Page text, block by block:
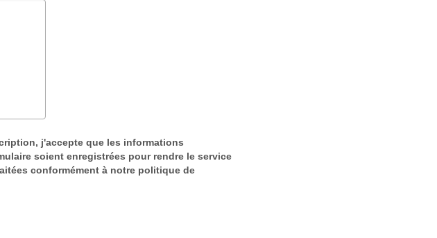
j'accepte que les informations
soient enregistrées pour rendre le service
conformément à notre politique de